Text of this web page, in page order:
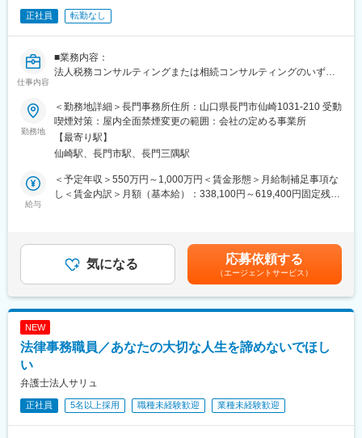
上記の中から、経験や希望を考慮してお任せできるところから業
務をお願いいたします。
■特徴：
＜チーム連携＞
税務に関わる様々な分野のエキスパートが集結し、案件によって
チームを組んで業務を進めることもあります。チーム連携を通じ
て、他のエキスパートによる協力と刺激を受けながら自身の専門
スキルを磨くことが出来る環境です。
中小企業が主な顧問先になりますが、医療法人、公益法人、社会
福祉法人、地方公共団体、海外法人、そして個人と、幅広いお客
正社員 転勤なし
仕事内容
■業務内容：
法人税務コンサルティングまたは相続コンサルティングのいずれ
法人向け税務コンサルティング
・法人顧問業務（月次・決算・申告書作成など）
・税に関する課題や現状のヒアリング
・財務諸表の精査による、適用可能な税法・規制の確認
・節税対策やリスク回避の方法など税務戦略の策定
・税務当局の調査への対応、コンプライアンスの維持 など
相続コンサルティング
・相続税申告または手続き代行業務
・相続人とのヒアリングを通じた、最適な相続方法の提案
（保険・不動産・М＆A・ITソフト提案） など
上記の中から、経験や希望を考慮してお任せできるところから業
勤務地
＜勤務地詳細＞長門事務所住所：山口県長門市仙崎1031-210 受動
喫煙対策：屋内全面禁煙変更の範囲：会社の定める事業所
【最寄り駅】
仙崎駅、長門市駅、長門三隅駅
給与
＜予定年収＞550万円～1,000万円＜賃金形態＞月給制補足事項な
し＜賃金内訳＞月額（基本給）：338,100円～619,400円固定残業
給与補足＞※給与詳細は資格、経験・前職等を考慮の上同社規定に
より決定■昇給：原則年1回■賞与：年2回■インセンティブ制度あ
り※管理監督者として採用となった場合は固定残業の支給はありま
せん。賃金はあくまでも目安の金額であり、選考を通じて上下す
る可能性があります。月給(月額)は固定手当を含めた表記です。
気になる 応募依頼する
（エージェントサービス）
NEW
法律事務職員／あなたの大切な人生を諦めないでほし
い
弁護士法人サリュ
正社員 5名以上採用 職種未経験歓迎 業種未経験歓迎